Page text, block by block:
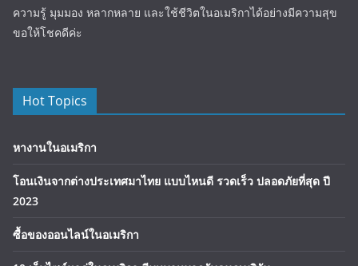
ความรู้ มุมมอง หลากหลาย และใช้ชีวิตในอเมริกาได้อย่างมีความสุข
ขอให้โชคดีค่ะ
Hot Topics
หางานในอเมริกา
โอนเงินจากต่างประเทศมาไทย แบบไหนดี รวดเร็ว ปลอดภัยที่สุด ปี
2023
ซื้อของออนไลน์ในอเมริกา